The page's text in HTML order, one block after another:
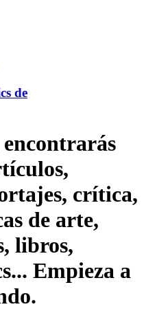
de
crítica,
de arte,
libros,
Empieza a